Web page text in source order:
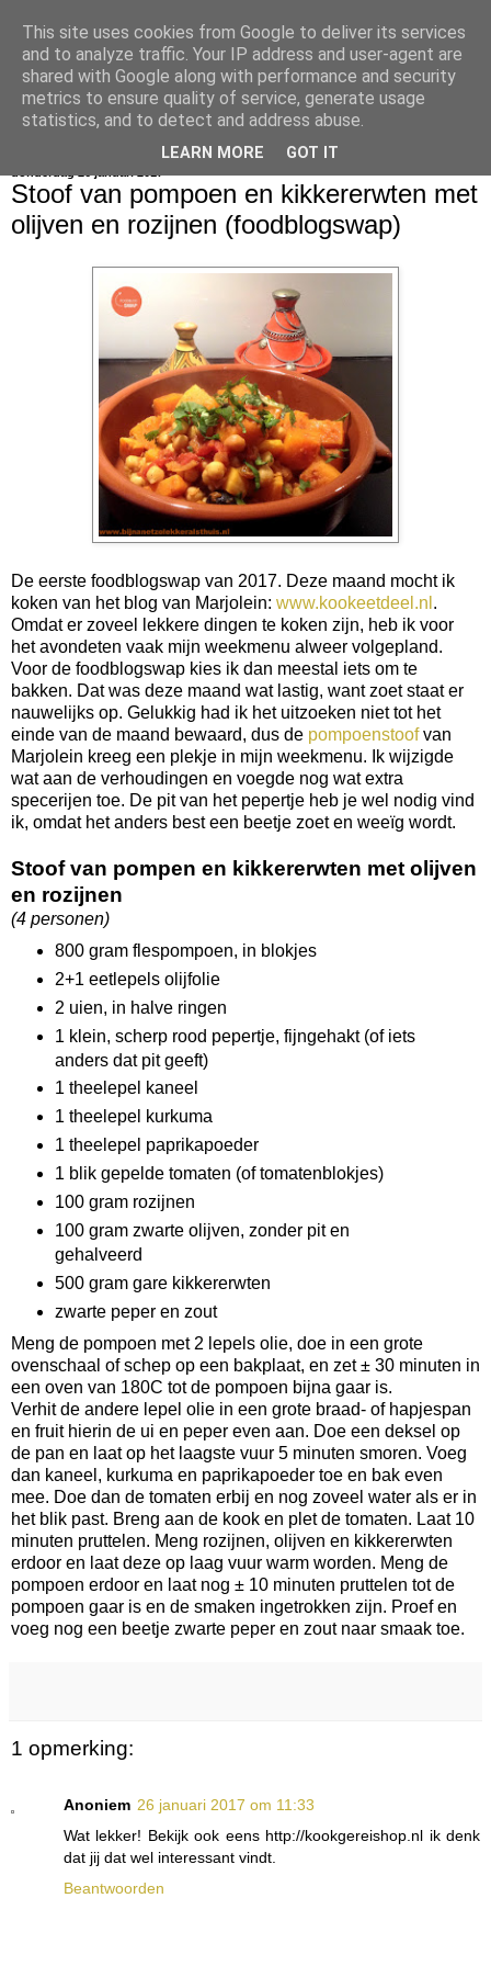
bijna net zo lekker als thuis
Stoof van pompoen en kikkererwten met
olijven en rozijnen (foodblogswap)
De eerste foodblogswap van 2017. Deze maand mocht ik
koken van het blog van Marjolein: www.kookeetdeel.nl .
Omdat er zoveel lekkere dingen te koken zijn, heb ik voor
het avondeten vaak mijn weekmenu alweer volgepland.
Voor de foodblogswap kies ik dan meestal iets om te
bakken. Dat was deze maand wat lastig, want zoet staat er
nauwelijks op. Gelukkig had ik het uitzoeken niet tot het
einde van de maand bewaard, dus de pompoenstoofvan
Marjolein kreeg een plekje in mijn weekmenu. Ik wijzigde
wat aan de verhoudingen en voegde nog wat extra
specerijen toe. De pit van het pepertje heb je wel nodig vind
ik, omdat het anders best een beetje zoet en weeïg wordt.
Stoof van pompen en kikkererwten met olijven
en rozijnen
(4 personen)
800 gram flespompoen, in blokjes
2+1 eetlepels olijfolie
2 uien, in halve ringen
1 klein, scherp rood pepertje, fijngehakt (of iets
anders dat pit geeft)
1 theelepel kaneel
1 theelepel kurkuma
1 theelepel paprikapoeder
1 blik gepelde tomaten (of tomatenblokjes)
100 gram rozijnen
100 gram zwarte olijven, zonder pit en
gehalveerd
500 gram gare kikkererwten
zwarte peper en zout
Meng de pompoen met 2 lepels olie, doe in een grote
ovenschaal of schep op een bakplaat, en zet ± 30 minuten in
een oven van 180C tot de pompoen bijna gaar is.
Verhit de andere lepel olie in een grote braad- of hapjespan
en fruit hierin de ui en peper even aan. Doe een deksel op
de pan en laat op het laagste vuur 5 minuten smoren. Voeg
dan kaneel, kurkuma en paprikapoeder toe en bak even
mee. Doe dan de tomaten erbij en nog zoveel water als er in
het blik past. Breng aan de kook en plet de tomaten. Laat 10
minuten pruttelen. Meng rozijnen, olijven en kikkererwten
erdoor en laat deze op laag vuur warm worden. Meng de
pompoen erdoor en laat nog ± 10 minuten pruttelen tot de
pompoen gaar is en de smaken ingetrokken zijn. Proef en
voeg nog een beetje zwarte peper en zout naar smaak toe.
1 opmerking:
Anoniem 26 januari 2017 om 11:33
Wat lekker! Bekijk ook eens http://kookgereishop.nl ik denk
dat jij dat wel interessant vindt.
Beantwoorden
This site uses cookies from Google to deliver its services
and to analyze traffic. Your IP address and user-agent are
shared with Google along with performance and security
metrics to ensure quality of service, generate usage
statistics, and to detect and address abuse.
LEARN MORE GOT IT